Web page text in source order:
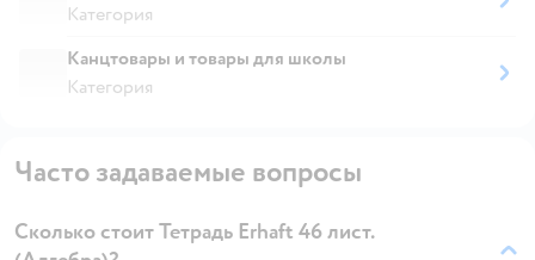
Категория
Канцтовары и товары для школы
Категория
Часто задаваемые вопросы
Сколько стоит Тетрадь Erhaft 46 лист.